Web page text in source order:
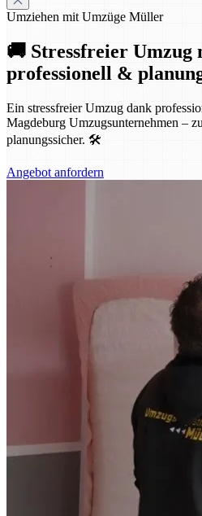
Umziehen mit Umzüge Müller
🚚 Stressfreier Umzug
professionell &
Ein stressfreier Umzug dank
Magdeburg Umzugsunternehmen –
planungssicher. 🛠️
Angebot anfordern